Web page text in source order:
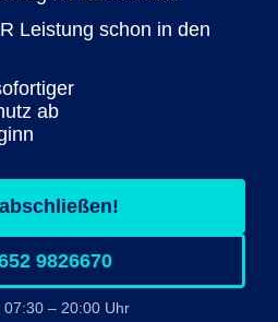
Leistung schon in den
ab
9826670
07:30 – 20:00 Uhr